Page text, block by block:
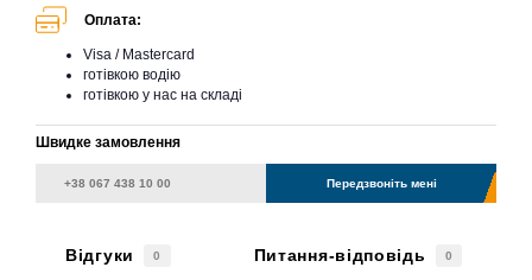
Оплата:
Visa / Mastercard
готівкою водію
готівкою у нас на складі
Швидке замовлення
Передзвоніть мені
Відгуки 0 Питання-відповідь 0